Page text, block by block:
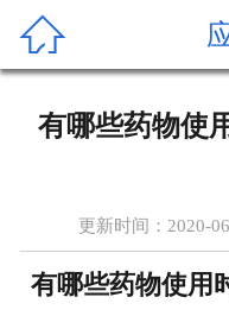

有哪些药物使
更新时间：2020-
有哪些药物使用